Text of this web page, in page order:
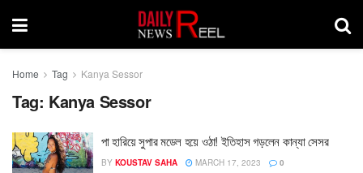
Home Tag Kanya Sessor
Tag: Kanya Sessor
পা হারিয়ে সুপার মডেল হয়ে ওঠা! ইতিহাস গড়লেন কান্যা সেসর
BY KOUSTAV SAHA MARCH 17, 2023 0